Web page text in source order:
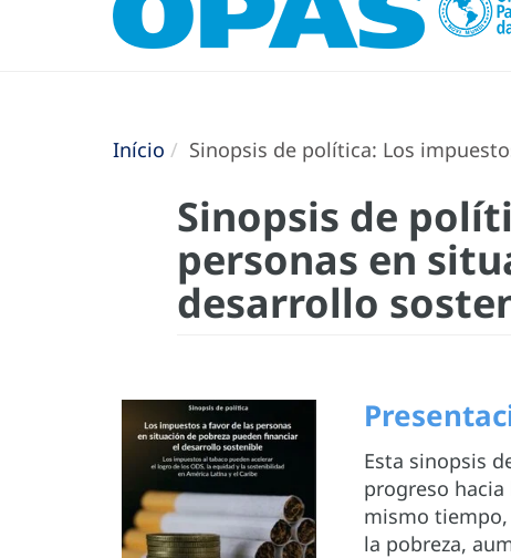
Início Sinopsis de política: Los
Sinopsis de
personas en
desarrollo
Esta sinopsis
progreso
mismo tiempo,
la pobreza,